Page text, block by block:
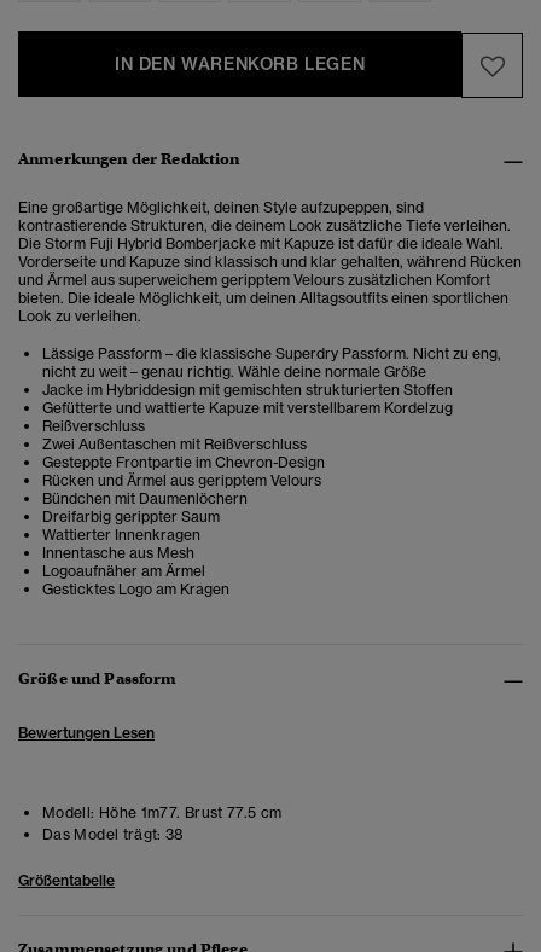
IN DEN WARENKORB LEGEN
Anmerkungen der Redaktion
Eine großartige Möglichkeit, deinen Style aufzupeppen, sind
kontrastierende Strukturen, die deinem Look zusätzliche Tiefe verleihen.
Die Storm Fuji Hybrid Bomberjacke mit Kapuze ist dafür die ideale Wahl.
Vorderseite und Kapuze sind klassisch und klar gehalten, während Rücken
und Ärmel aus superweichem geripptem Velours zusätzlichen Komfort
bieten. Die ideale Möglichkeit, um deinen Alltagsoutfits einen sportlichen
Look zu verleihen.
Lässige Passform – die klassische Superdry Passform. Nicht zu eng,
nicht zu weit – genau richtig. Wähle deine normale Größe
Jacke im Hybriddesign mit gemischten strukturierten Stoffen
Gefütterte und wattierte Kapuze mit verstellbarem Kordelzug
Reißverschluss
Zwei Außentaschen mit Reißverschluss
Gesteppte Frontpartie im Chevron-Design
Rücken und Ärmel aus geripptem Velours
Bündchen mit Daumenlöchern
Dreifarbig gerippter Saum
Wattierter Innenkragen
Innentasche aus Mesh
Logoaufnäher am Ärmel
Gesticktes Logo am Kragen
Größe und Passform
Bewertungen Lesen
Modell: Höhe 1m77. Brust 77.5 cm
Das Model trägt: 38
Größentabelle